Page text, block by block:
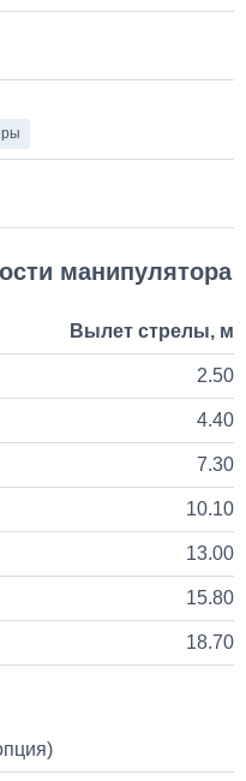
1 день
JUKOOL FT-
45 000
1 день
манипулятора
Вылет стрелы, м
2.50
4.40
7.30
10.10
13.00
15.80
18.70